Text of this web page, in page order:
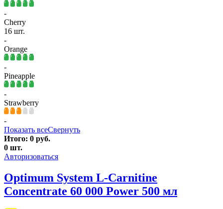
-
Cherry
16 шт.
-
Orange
-
Pineapple
-
Strawberry
-
Показать всеСвернуть
Итого: 0 руб.
0 шт.
Авторизоваться
Optimum System L-Carnitine
Concentrate 60 000 Power 500 мл